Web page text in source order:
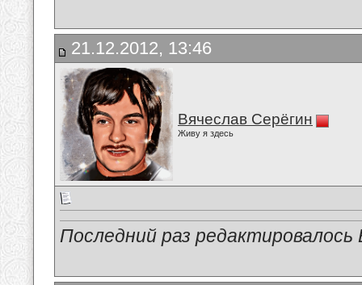
21.12.2012, 13:46
Вячеслав Серёгин
Живу я здесь
Последний раз